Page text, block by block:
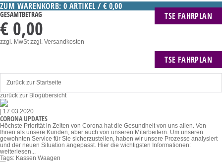
TSE FAHRPLAN
ZUM WARENKORB: 0 ARTIKEL / € 0,00
GESAMTBETRAG
€ 0,00
zzgl. MwStzzgl. Versandkosten
TSE FAHRPLAN
Zurück zur Startseite
zurück zur Blogübersicht
| 17.03.2020
CORONA UPDATES
Höchste Priorität in Zeiten von Corona hat die Gesundheit von uns allen. Von
Ihnen als unsere Kunden, aber auch von unseren Mitarbeitern. Um unseren
gewohnten Service für Sie sicherzustellen, haben wir unsere Prozesse analysiert
und der neuen Situation angepasst. Hier die wichtigsten Informationen:
weiterlesen...
Tags: Kassen Waagen